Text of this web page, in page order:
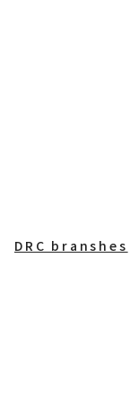
DRC branshes